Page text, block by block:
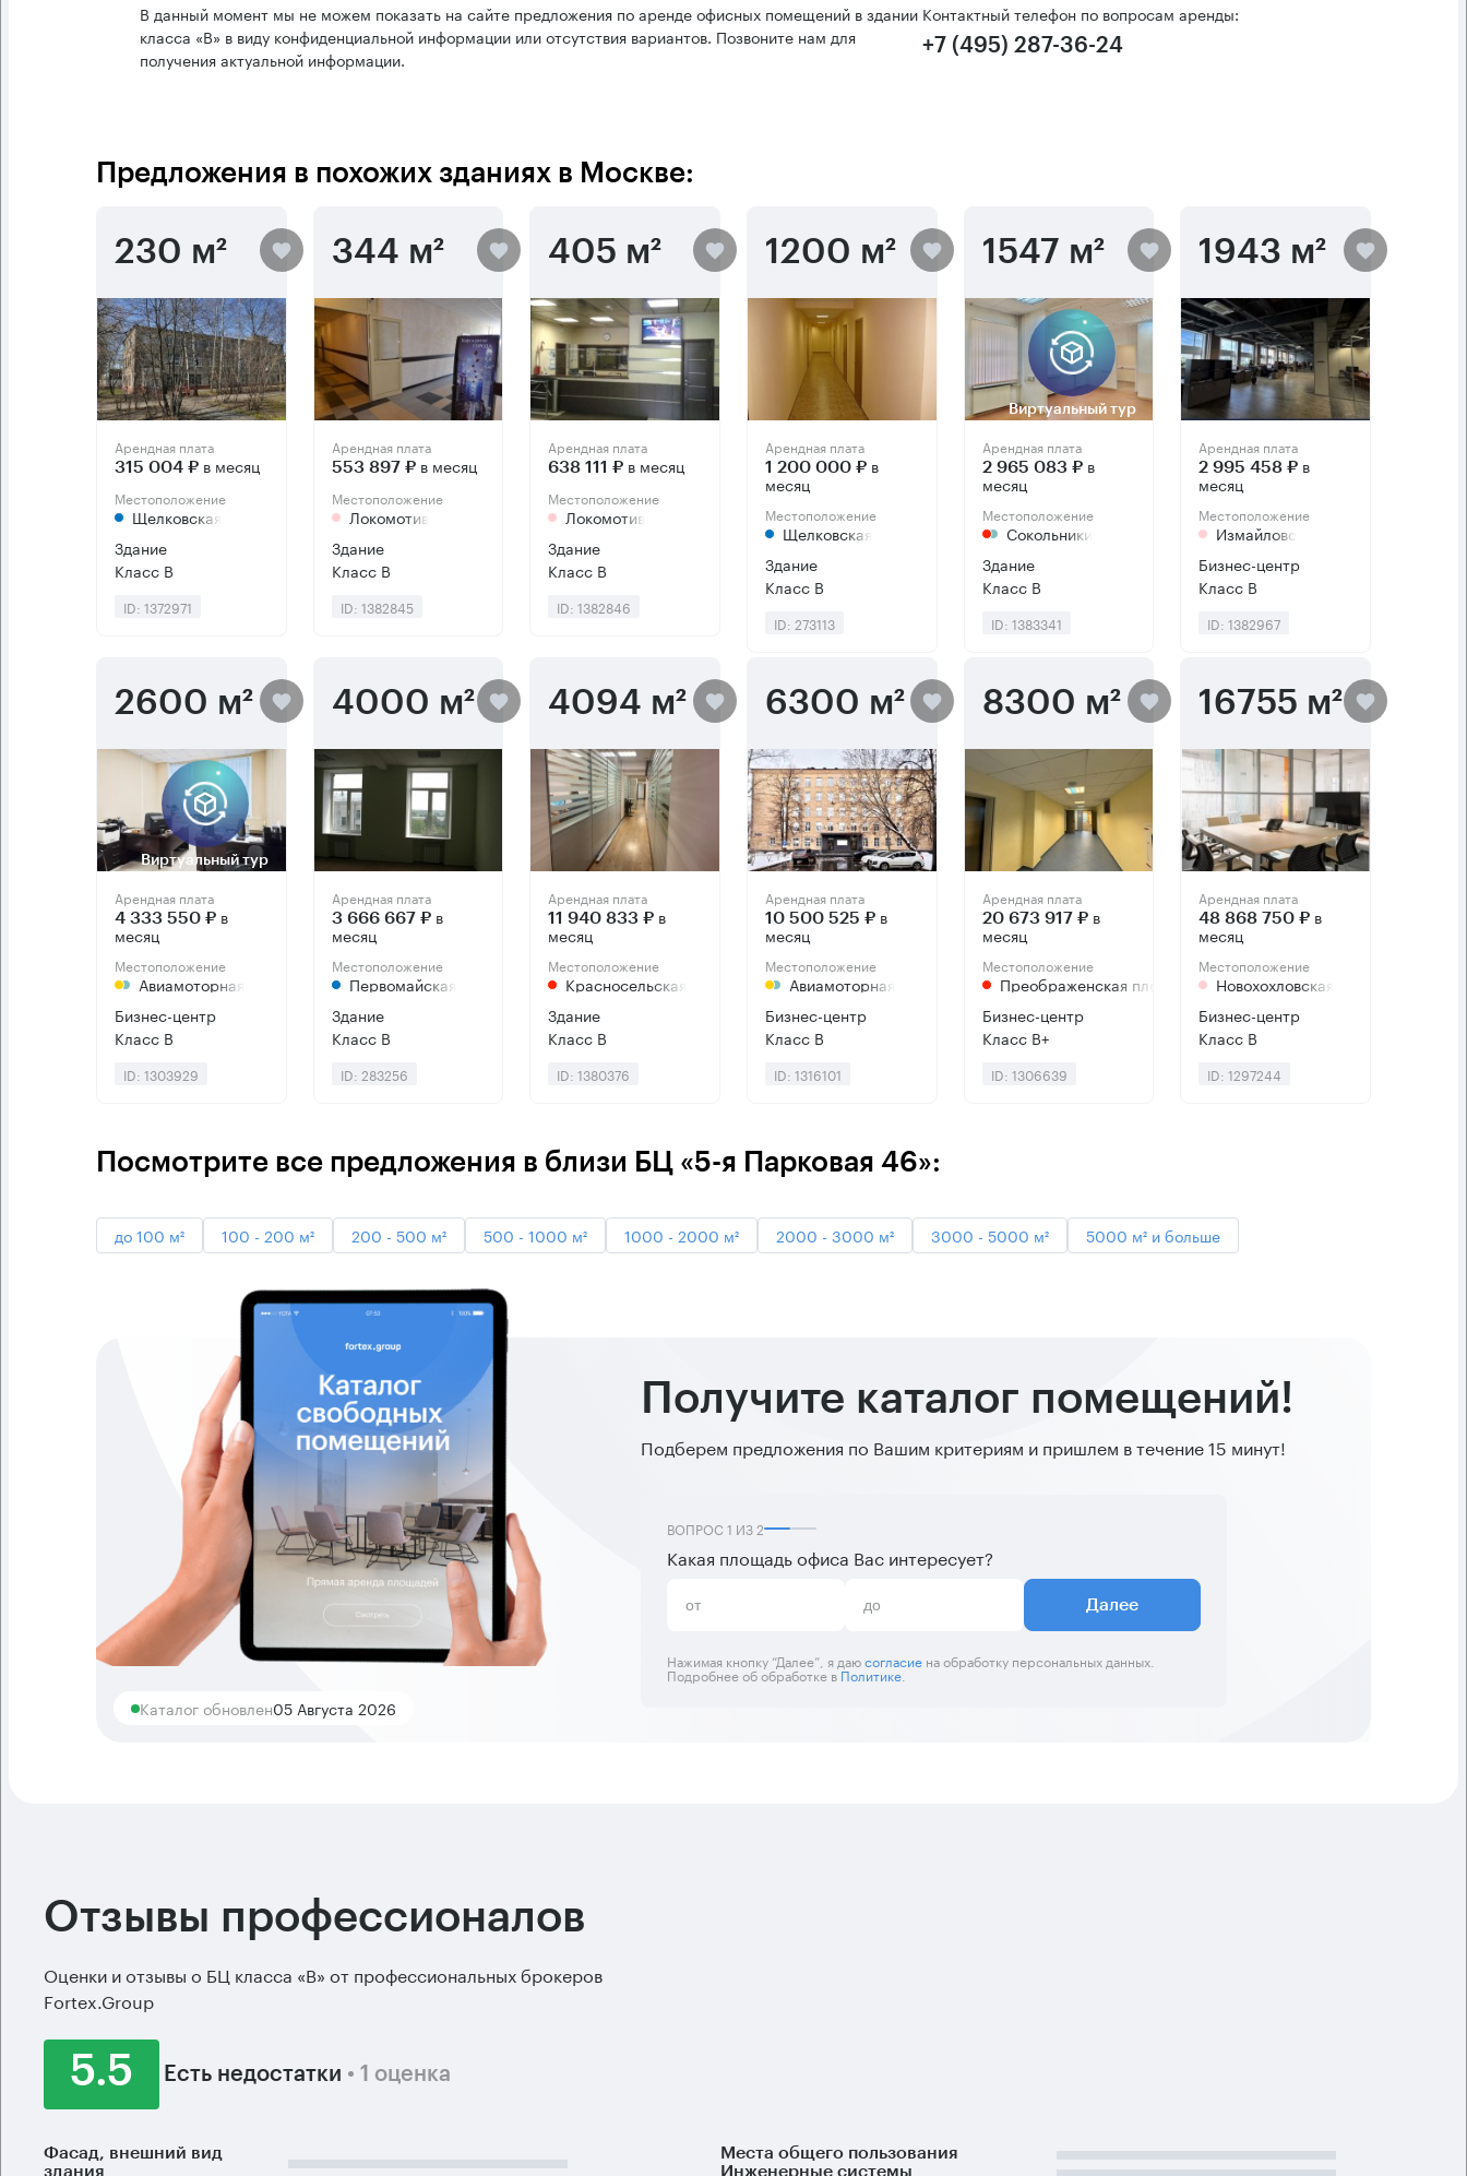
В данный момент мы не можем показать на сайте предложения по аренде офисных помещений в здании
класса «B» в виду конфиденциальной информации или отсутствия вариантов. Позвоните нам для
получения актуальной информации.
Контактный телефон по вопросам аренды:
+7 (495) 287-36-24
Предложения в похожих зданиях в Москве:
230 м²
Арендная плата
315 004 ₽ в месяц
Местоположение
Щелковская
Здание
Класс B
ID: 1372971
344 м²
Арендная плата
553 897 ₽в месяц
Местоположение
Локомотив
Здание
Класс B
ID: 1382845
405 м²
Арендная плата
638 111 ₽ в месяц
Местоположение
Локомотив
Здание
Класс B
ID: 1382846
1200 м²
Арендная плата
1 200 000 ₽в
месяц
Местоположение
Щелковская
Здание
Класс B
ID: 273113
1547 м²
Виртуальный тур
Арендная плата
2 965 083 ₽в
месяц
Местоположение
Сокольники
Здание
Класс B
ID: 1383341
1943 м²
Арендная плата
2 995 458 ₽ в
месяц
Местоположение
Измайлово
Бизнес-центр
Класс B
ID: 1382967
2600 м²
Виртуальный тур
Арендная плата
4 333 550 ₽ в
месяц
Местоположение
Авиамоторная
Бизнес-центр
Класс B
ID: 1303929
4000 м²
Арендная плата
3 666 667 ₽в
месяц
Местоположение
Первомайская
Здание
Класс B
ID: 283256
4094 м²
Арендная плата
11 940 833 ₽ в
месяц
Местоположение
Красносельская
Здание
Класс B
ID: 1380376
6300 м²
Арендная плата
10 500 525 ₽в
месяц
Местоположение
Авиамоторная
Бизнес-центр
Класс B
ID: 1316101
8300 м²
Арендная плата
20 673 917 ₽в
месяц
Местоположение
Преображенская площадь
Бизнес-центр
Класс B+
ID: 1306639
16755 м²
Арендная плата
48 868 750 ₽ в
месяц
Местоположение
Новохохловская
Бизнес-центр
Класс B
ID: 1297244
Посмотрите все предложения в близи БЦ «5-я Парковая 46»:
до 100 м² 100 - 200 м² 200 - 500 м² 500 - 1000 м² 1000 - 2000 м² 2000 - 3000 м² 3000 - 5000 м² 5000 м² и больше
Каталог обновлен05 Августа 2026
Получите каталог помещений!
Подберем предложения по Вашим критериям и пришлем в течение 15 минут!
ВОПРОС 1 ИЗ2
Какая площадь офиса Вас интересует?
Далее
Нажимая кнопку “Далее”, я даюсогласиена обработку персональных данных.
Подробнее об обработке вПолитике.
Отзывы профессионалов
Оценки и отзывы о БЦ класса «B» от профессиональных брокеров
Fortex.Group
5.5 Есть недостатки • 1 оценка
Фасад, внешний вид
здания
Места общего пользования
Инженерные системы